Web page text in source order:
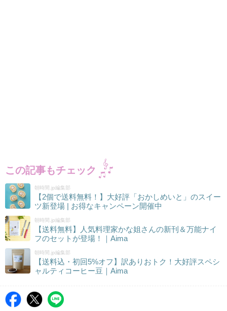
この記事もチェック
朝時間.jp編集部
【2個で送料無料！】大好評「おかしめいと」のスイー
ツ新登場 | お得なキャンペーン開催中
朝時間.jp編集部
【送料無料】人気料理家かな姐さんの新刊＆万能ナイ
フのセットが登場！｜Aima
朝時間.jp編集部
【送料込・初回5%オフ】訳ありおトク！大好評スペシ
ャルティコーヒー豆｜Aima